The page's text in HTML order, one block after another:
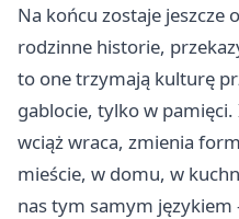
Na końcu zostaje jeszcze
rodzinne historie,
to one trzymają kulturę
gablocie, tylko w
wciąż wraca, zmienia
mieście, w domu, w
nas tym samym